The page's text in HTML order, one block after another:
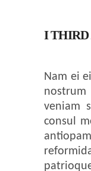
I THIRD
Nam ei
nostrum
veniam
consul